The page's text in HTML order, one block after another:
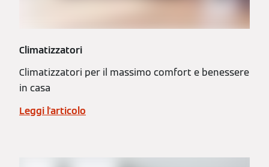
Climatizzatori
Climatizzatori per il massimo comfort e benessere
in casa
Leggi l'articolo